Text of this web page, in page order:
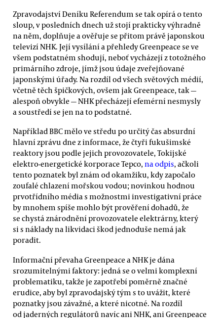
Zpravodajství Deníku Referendum se tak opírá o tento
sloup, v posledních dnech už stojí prakticky výhradně
na něm, doplňuje a ověřuje se přitom právě japonskou
televizí NHK. Její vysílání a přehledy Greenpeace se ve
všem podstatném shodují, neboť vycházejí z totožného
primárního zdroje, jímž jsou údaje zveřejňované
japonskými úřady. Na rozdíl od všech světových médií,
včetně těch špičkových, ovšem jak Greenpeace, tak —
alespoň obvykle — NHK přecházejí efemérní nesmysly
a soustředí se jen na to podstatné.
Například BBC mělo ve středu po určitý čas absurdní
hlavní zprávu dne z informace, že čtyři fukušimské
reaktory jsou podle jejich provozovatele, Tokijské
elektro-energetické korporace Tepco, na odpis, ačkoli
tento poznatek byl znám od okamžiku, kdy započalo
zoufalé chlazení mořskou vodou; novinkou hodnou
prvotřídního média s možnostmi investigativní práce
by mnohem spíše mohlo být prověření dohadů, že
se chystá znárodnění provozovatele elektrárny, který
si s náklady na likvidaci škod jednoduše nemá jak
poradit.
Informační převaha Greenpeace a NHK je dána
srozumitelnými faktory: jedná se o velmi komplexní
problematiku, takže je zapotřebí poměrně značné
erudice, aby byl zpravodajský tým s to uvážit, které
poznatky jsou závažné, a které nicotné. Na rozdíl
od jaderných regulátorů navíc ani NHK, ani Greenpeace